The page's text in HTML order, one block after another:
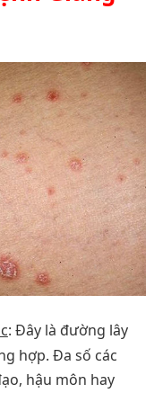
: Đây là đường lây
hợp. Đa số các
hậu môn hay